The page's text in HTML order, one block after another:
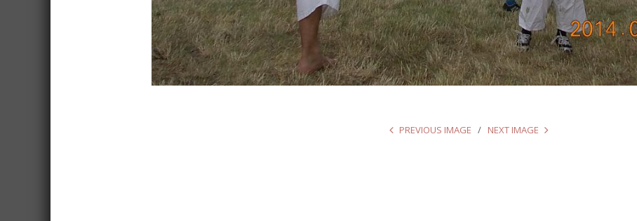
PREVIOUS IMAGE NEXT IMAGE